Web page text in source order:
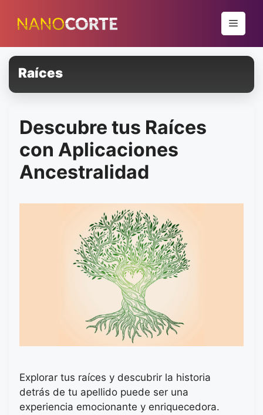
para
conteúdo
Menu
Raíces
Descubre tus Raíces
con Aplicaciones
Ancestralidad
Explorar tus raíces y descubrir la historia
detrás de tu apellido puede ser una
experiencia emocionante y enriquecedora.